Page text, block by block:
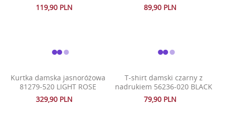
119,90 PLN
89,90 PLN
Kurtka damska jasnoróżowa
81279-520 LIGHT ROSE
329,90 PLN
T-shirt damski czarny z
nadrukiem 56236-020 BLACK
79,90 PLN